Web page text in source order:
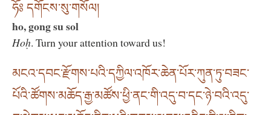
ཧོཿ དགོངས་སུ་གསོལ།
ho, gong su sol
Hoḥ. Turn your attention toward us!
མངའ་དབང་རྫོགས་པའི་དཀྱིལ་འཁོར་ཆེན་པོར་ཀུན་ཏུ་བཟང་
པོའི་ཚོགས་མཆོད་རྒྱ་མཚོས་ཕྱི་ནང་གི་འདུ་བ་དང་ཉེ་བའི་འདུ་